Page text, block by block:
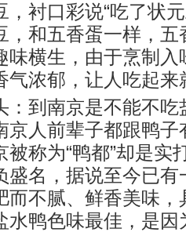
，衬口彩说“吃了状
，和五香蛋一样，
味横生，由于烹制
气浓郁，让人吃起
：到南京是不能不
京人前辈子都跟鸭
称为“鸭都”却是实
盛名，据说至今已
而不腻、鲜香美味
水鸭色味最佳，是